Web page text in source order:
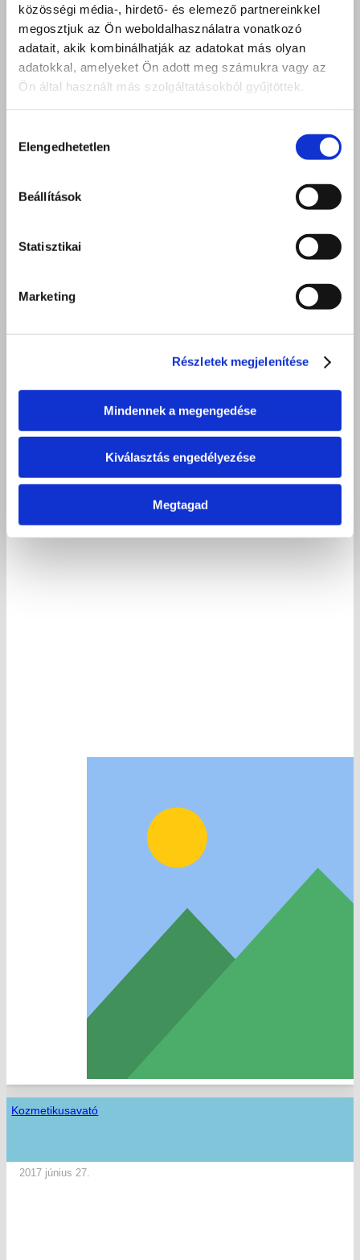
közösségi média-, hirdető- és elemező partnereinkkel
megosztjuk az Ön weboldalhasználatra vonatkozó
adatait, akik kombinálhatják az adatokat más olyan
adatokkal, amelyeket Ön adott meg számukra vagy az
Ön által használt más szolgáltatásokból gyűjtöttek.
kiválasztása
Elengedhetetlen
Beállítások
Statisztikai
Marketing
Részletek megjelenítése
Mindennek a megengedése
Kiválasztás engedélyezése
Megtagad
A vámosokkal zártuk az évet
Kozmetikusavató
2017 június 27.